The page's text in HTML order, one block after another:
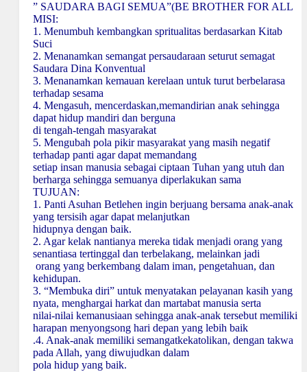
” SAUDARA BAGI SEMUA”(BE BROTHER FOR ALL
MISI:
1. Menumbuh kembangkan spritualitas berdasarkan Kitab
Suci
2. Menanamkan semangat persaudaraan seturut semagat
Saudara Dina Konventual
3. Menanamkan kemauan kerelaan untuk turut berbelarasa
terhadap sesama
4. Mengasuh, mencerdaskan,memandirian anak sehingga
dapat hidup mandiri dan berguna
di tengah-tengah masyarakat
5. Mengubah pola pikir masyarakat yang masih negatif
terhadap panti agar dapat memandang
setiap insan manusia sebagai ciptaan Tuhan yang utuh dan
berharga sehingga semuanya diperlakukan sama
TUJUAN:
1. Panti Asuhan Betlehen ingin berjuang bersama anak-anak
yang tersisih agar dapat melanjutkan
hidupnya dengan baik.
2. Agar kelak nantianya mereka tidak menjadi orang yang
senantiasa tertinggal dan terbelakang, melainkan jadi
orang yang berkembang dalam iman, pengetahuan, dan
kehidupan.
3. “Membuka diri” untuk menyatakan pelayanan kasih yang
nyata, menghargai harkat dan martabat manusia serta
nilai-nilai kemanusiaan sehingga anak-anak tersebut memiliki
harapan menyongsong hari depan yang lebih baik
.4. Anak-anak memiliki semangatkekatolikan, dengan takwa
pada Allah, yang diwujudkan dalam
pola hidup yang baik.